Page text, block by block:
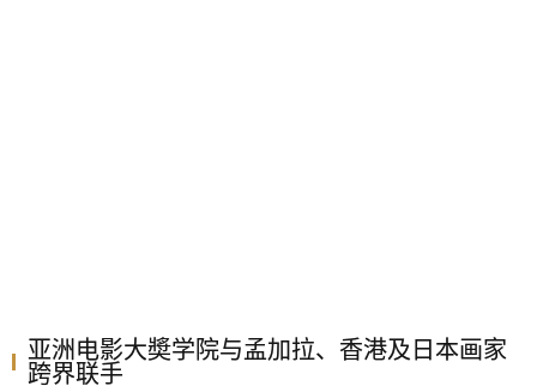
亚洲电影大奬学院与孟加拉、香港及日本画家
跨界联手